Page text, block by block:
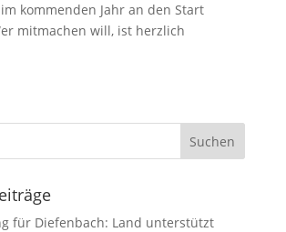
kommenden Jahr an den Start
mitmachen will, ist herzlich
für Diefenbach: Land unterstützt